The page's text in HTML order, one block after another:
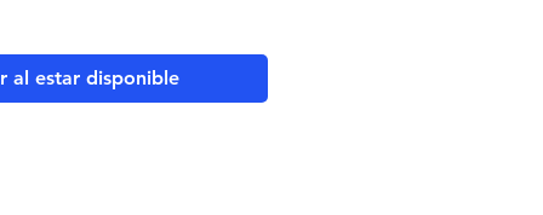
al estar disponible